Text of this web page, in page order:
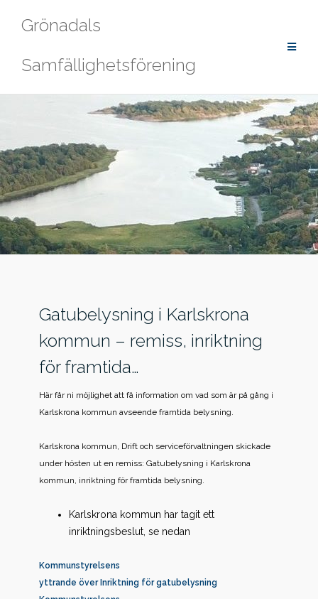
Grönadals
Samfällighetsförening
Gatubelysning i Karlskrona
kommun – remiss, inriktning
för framtida…
Här får ni möjlighet att få information om vad som är på gång i
Karlskrona kommun avseende framtida belysning.
Karlskrona kommun, Drift och serviceförvaltningen skickade
under hösten ut en remiss: Gatubelysning i Karlskrona
kommun, inriktning för framtida belysning.
Karlskrona kommun har tagit ett
inriktningsbeslut, se nedan
Kommunstyrelsens
yttrande över Inriktning för gatubelysning